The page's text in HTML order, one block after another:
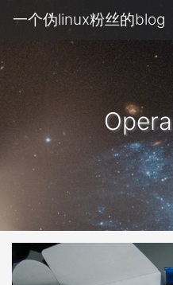
一个伪linux粉丝的blog